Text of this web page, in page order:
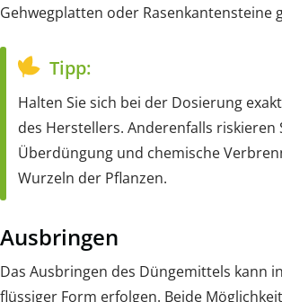
Gehwegplatten oder Rasenkantensteine
Tipp:
Halten Sie sich bei der Dosierung
des Herstellers. Anderenfalls riskieren
Überdüngung und chemische
Wurzeln der Pflanzen.
Ausbringen
Das Ausbringen des Düngemittels kann
flüssiger Form erfolgen. Beide